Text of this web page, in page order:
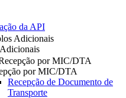
da API
Adicionais
por MIC/DTA
por MIC/DTA
Recepção de Documento de
Transporte